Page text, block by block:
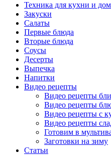
Техника для кухни и
Закуски
Салаты
Первые блюда
Вторые блюда
Соусы
Десерты
Выпечка
Напитки
Видео рецепты
Видео рецепты
Видео рецепты
Видео рецепты с
Видео рецепты
Готовим в
Заготовки на зиму
Статьи